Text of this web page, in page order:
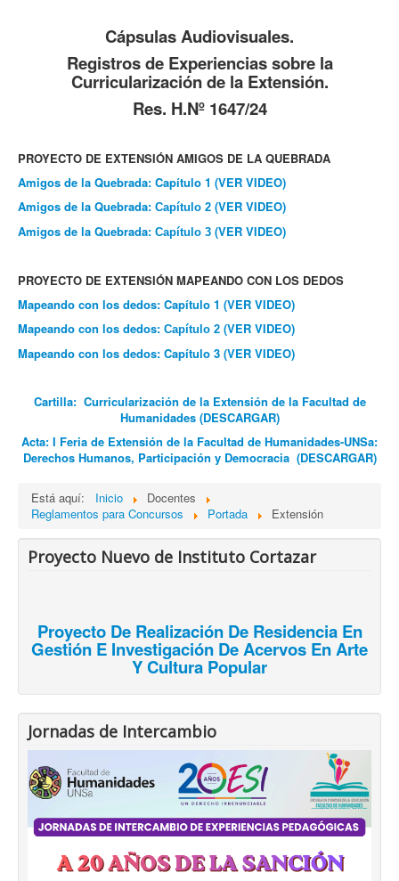
Cápsulas Audiovisuales.
Registros de Experiencias sobre la
Curricularización de la Extensión.
Res. H.Nº 1647/24
PROYECTO DE EXTENSIÓN AMIGOS DE LA QUEBRADA
Amigos de la Quebrada: Capítulo 1 (VER VIDEO)
Amigos de la Quebrada: Capítulo 2 (VER VIDEO)
Amigos de la Quebrada: Capítulo 3 (VER VIDEO)
PROYECTO DE EXTENSIÓN MAPEANDO CON LOS DEDOS
Mapeando con los dedos: Capítulo 1 (VER VIDEO)
Mapeando con los dedos: Capítulo 2 (VER VIDEO)
Mapeando con los dedos: Capítulo 3 (VER VIDEO)
Cartilla: Curricularización de la Extensión de la Facultad de
Humanidades (DESCARGAR)
Acta: I Feria de Extensión de la Facultad de Humanidades-UNSa:
Derechos Humanos, Participación y Democracia (DESCARGAR)
Está aquí: Inicio
Docentes
Reglamentos para Concursos
Portada Extensión
Proyecto Nuevo de Instituto Cortazar
Proyecto De Realización De Residencia En
Gestión E Investigación De Acervos En Arte
Y Cultura Popular
Jornadas de Intercambio